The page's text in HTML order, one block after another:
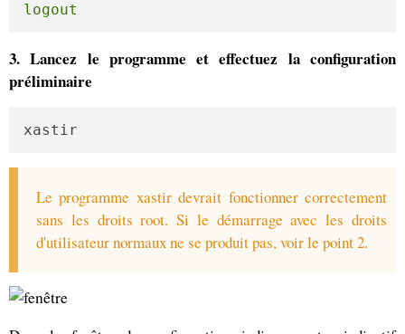
logout
3. Lancez le programme et effectuez la configuration
préliminaire
xastir
Le programme xastir devrait fonctionner correctement
sans les droits root. Si le démarrage avec les droits
d'utilisateur normaux ne se produit pas, voir le point 2.